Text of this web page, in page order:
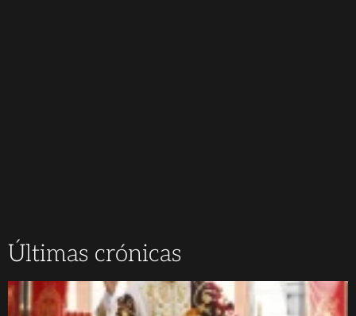
Últimas crónicas